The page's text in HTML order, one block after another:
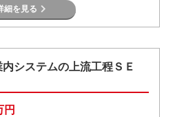
細を見る
内システムの上流工程ＳＥ
円